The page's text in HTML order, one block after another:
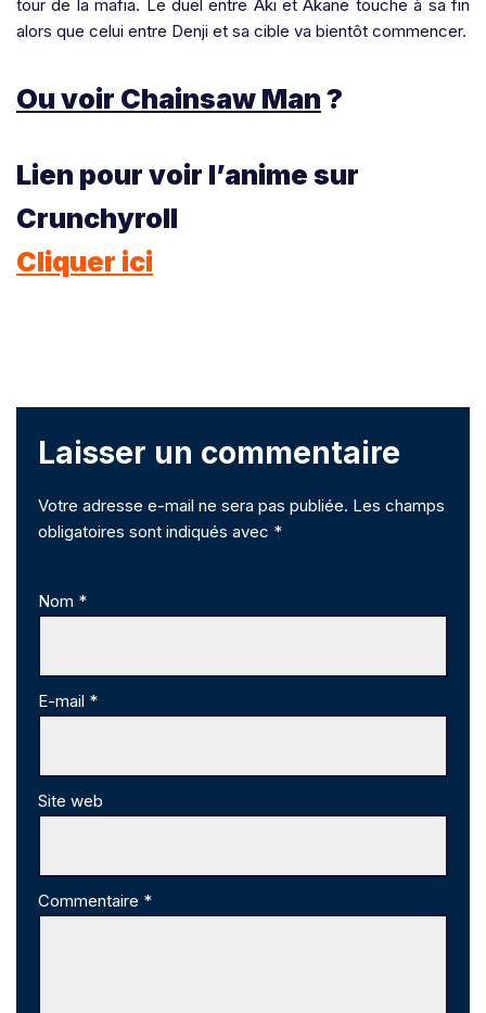
tour de la mafia. Le duel entre Aki et Akane touche à sa fin
alors que celui entre Denji et sa cible va bientôt commencer.
Ou voir Chainsaw Man ?
Lien pour voir l’anime sur
Crunchyroll
Cliquer ici
Laisser un commentaire
Votre adresse e-mail ne sera pas publiée. Les champs
obligatoires sont indiqués avec *
Nom *
E-mail *
Site web
Commentaire *